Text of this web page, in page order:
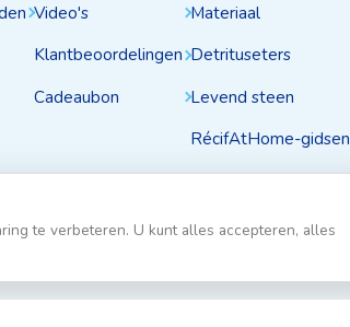
Video's
Klantbeoordelingen
Cadeaubon
Materiaal
Detrituseters
Levend steen
RécifAtHome-gidsen
te verbeteren. U kunt alles accepteren, alles